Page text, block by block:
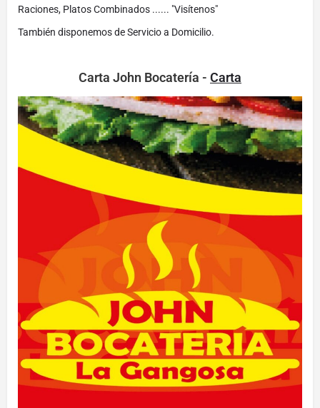
Raciones, Platos Combinados ...... "Visítenos"
También disponemos de Servicio a Domicilio.
Carta John Bocatería - Carta